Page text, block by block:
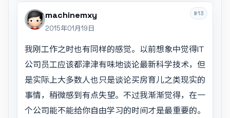
#13
machinemxy
2015年01月19日
我刚工作之时也有同样的感觉。以前想象中觉得IT
公司员工应该都津津有味地谈论最新科学技术，但
是实际上大多数人也只是谈论买房育儿之类现实的
事情，稍微感到有点失望。不过我渐渐觉得，在一
个公司能不能给你自由学习的时间才是最重要的。